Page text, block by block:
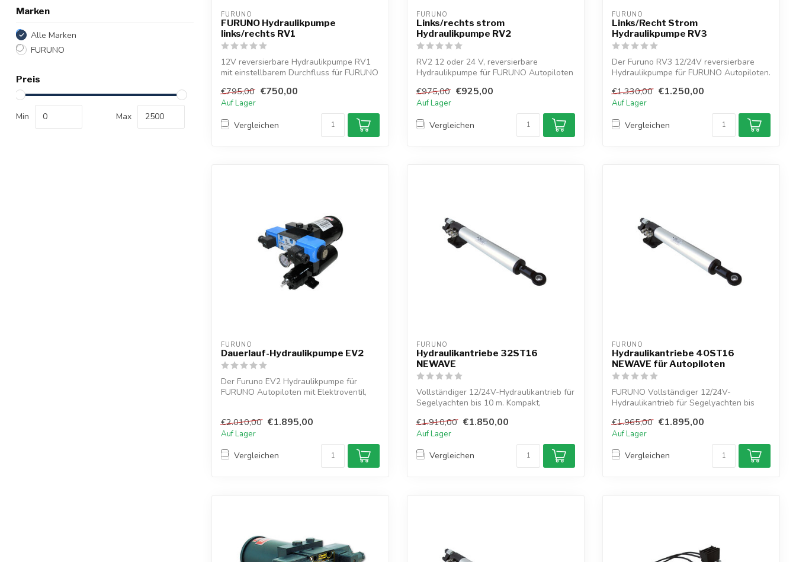
Marken
Alle Marken
FURUNO
Preis
Min Max
FURUNO
FURUNO Hydraulikpumpe
links/rechts RV1
12V reversierbare Hydraulikpumpe RV1
mit einstellbarem Durchfluss für FURUNO
€795,00 €750,00
Auf Lager
Vergleichen
FURUNO
Links/rechts strom
Hydraulikpumpe RV2
RV2 12 oder 24 V, reversierbare
Hydraulikpumpe für FURUNO Autopiloten
€975,00 €925,00
Auf Lager
Vergleichen
FURUNO
Links/Recht Strom
Hydraulikpumpe RV3
Der Furuno RV3 12/24V reversierbare
Hydraulikpumpe für FURUNO Autopiloten.
€1.330,00 €1.250,00
Auf Lager
Vergleichen
FURUNO
Dauerlauf-Hydraulikpumpe EV2
Der Furuno EV2 Hydraulikpumpe für
FURUNO Autopiloten mit Elektroventil,
€2.010,00 €1.895,00
Auf Lager
Vergleichen
FURUNO
Hydraulikantriebe 32ST16
NEWAVE
Vollständiger 12/24V-Hydraulikantrieb für
Segelyachten bis 10 m. Kompakt,
€1.910,00 €1.850,00
Auf Lager
Vergleichen
FURUNO
Hydraulikantriebe 40ST16
NEWAVE für Autopiloten
FURUNO Vollständiger 12/24V-
Hydraulikantrieb für Segelyachten bis
€1.965,00 €1.895,00
Auf Lager
Vergleichen